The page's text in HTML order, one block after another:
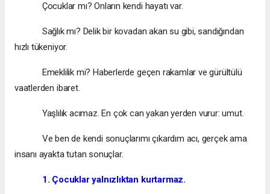
Çocuklar mı? Onların kendi hayatı var.
Sağlık mı? Delik bir kovadan akan su gibi, sandığından
hızlı tükeniyor.
Emeklilik mi? Haberlerde geçen rakamlar ve gürültülü
vaatlerden ibaret.
Yaşlılık acımaz. En çok can yakan yerden vurur: umut.
Ve ben de kendi sonuçlarımı çıkardım acı, gerçek ama
insanı ayakta tutan sonuçlar.
1. Çocuklar yalnızlıktan kurtarmaz.